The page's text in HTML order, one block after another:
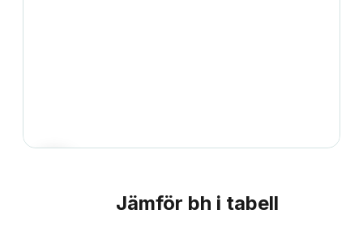
Jämför bh i tabell